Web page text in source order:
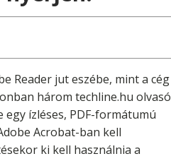
Reader jut eszébe, mint a cég
három techline.hu olvasó
egy ízléses, PDF-formátumú
Acrobat-ban kell
ki kell használnia a